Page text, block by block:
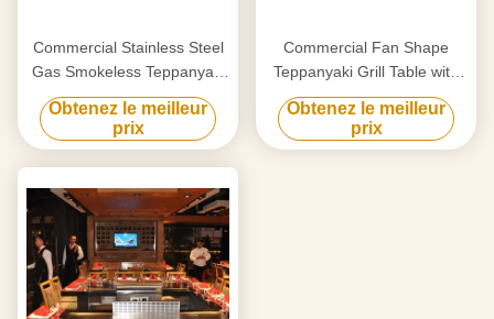
Commercial Stainless Steel
Gas Smokeless Teppanyaki
Grill Table with 8000W
Power and 220-240V/380V
Voltage
Obtenez le meilleur
prix
Commercial Fan Shape
Teppanyaki Grill Table with
220-240 V 380 V 8000w
Power for Restaurant &
Hotel
Obtenez le meilleur
prix